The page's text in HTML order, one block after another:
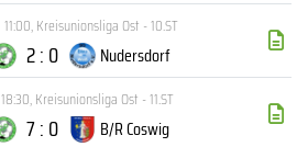
11:00,Kreisunionsliga Ost - 10.ST
2 : 0
Nudersdorf
18:30,Kreisunionsliga Ost - 11.ST
7 : 0
B/R Coswig